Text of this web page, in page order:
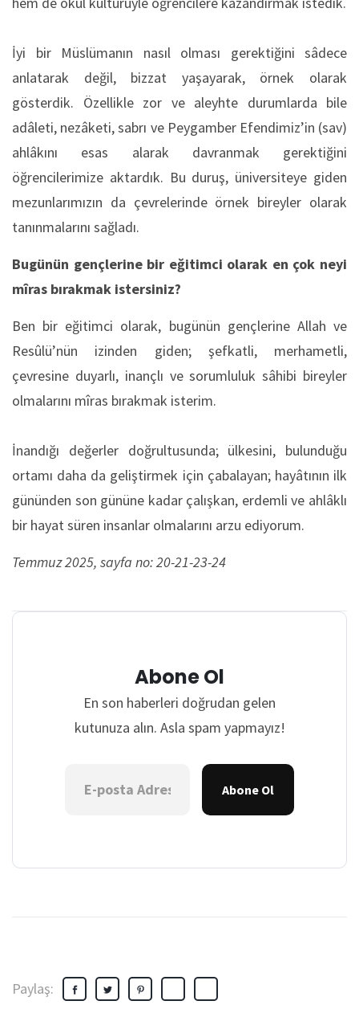
İyi bir Müslümanın nasıl olması gerektiğini sâdece
anlatarak değil, bizzat yaşayarak, örnek olarak
gösterdik. Özellikle zor ve aleyhte durumlarda bile
adâleti, nezâketi, sabrı ve Peygamber Efendimiz’in (sav)
ahlâkını esas alarak davranmak gerektiğini
öğrencilerimize aktardık. Bu duruş, üniversiteye giden
mezunlarımızın da çevrelerinde örnek bireyler olarak
tanınmalarını sağladı.
Bugünün gençlerine bir eğitimci olarak en çok neyi
mîras bırakmak istersiniz?
Ben bir eğitimci olarak, bugünün gençlerine Allah ve
Resûlü’nün izinden giden; şefkatli, merhametli,
çevresine duyarlı, inançlı ve sorumluluk sâhibi bireyler
olmalarını mîras bırakmak isterim.
İnandığı değerler doğrultusunda; ülkesini, bulunduğu
ortamı daha da geliştirmek için çabalayan; hayâtının ilk
gününden son gününe kadar çalışkan, erdemli ve ahlâklı
bir hayat süren insanlar olmalarını arzu ediyorum.
Temmuz 2025, sayfa no: 20-21-23-24
Abone Ol
En son haberleri doğrudan gelen
kutunuza alın. Asla spam yapmayız!
Abone Ol
Paylaş: